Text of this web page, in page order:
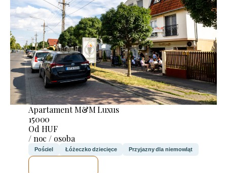
Apartament M&M Luxus
15000
Od HUF
/ noc / osoba
Pościel Łóżeczko dziecięce Przyjazny dla niemowląt